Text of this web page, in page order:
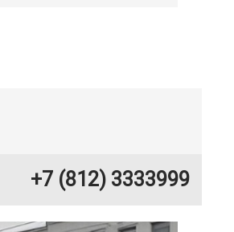
+7 (812) 3333999